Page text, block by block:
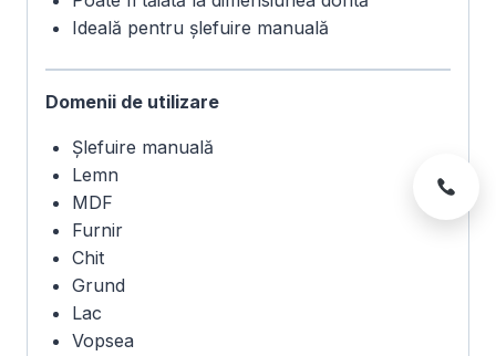
Ideală pentru șlefuire manuală
Domenii de utilizare
Șlefuire manuală
Lemn
MDF
Furnir
Chit
Grund
Lac
Vopsea